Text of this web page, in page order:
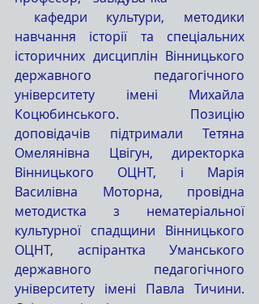
кафедри культури, методики
навчання історії та спеціальних
історичних дисциплін Вінницького
державного педагогічного
університету імені Михайла
Коцюбинського. Позицію
доповідачів підтримали Тетяна
Омелянівна
Цвігун, директорка
Вінницького ОЦНТ, і Марія
Василівна Моторна, провідна
методистка з нематеріальної
культурної спадщини Вінницького
ОЦНТ, аспірантка Уманського
державного педагогічного
університету імені Павла Тичини.